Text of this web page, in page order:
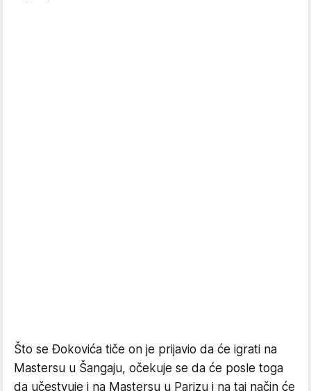
Što se Đokovića tiče on je prijavio da će igrati na
Mastersu u Šangaju, očekuje se da će posle toga
da učestvuje i na Mastersu u Parizu i na taj način će